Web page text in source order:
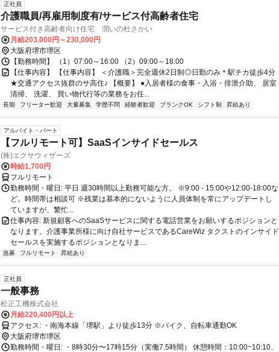
正社員
介護職員/再雇用制度有/サービス付高齢者住宅
サービス付き高齢者向け住宅 潤いの杜さかい
月給203,000円～230,000円
大阪府堺市堺区
【勤務時間】 （1）07:00～16:00 （2）09:00～18:00
【仕事内容】 【仕事内容】 ＜介護職＞完全週休2日制◎日勤のみ＊駅チカ徒歩4分
★交通アクセス抜群のサ高住♪ 【概要】 ●入居者様の食事・入浴・排泄介助、 居室
清掃、 洗濯、 買い物代行等の業務をお任...
長期 フリーター歓迎 大量募集 学歴不問 経験者歓迎 ブランクOK シフト制 昇給あり
アルバイト・パート
【フルリモート可】SaaSインサイドセールス
(株)エクサウィザーズ
時給1,700円
フルリモート
勤務時間・曜日: 平日 週30時間以上勤務可能な方。 ※9:00 - 15:00や12:00-18:00な
ど。時間帯は相談可 ※残業は基本的にないように人員体制を常にアップデートし
ていますが、繁忙...
仕事内容: 新規顧客へのSaaSサービスに関する電話営業をお願いするポジションと
なります。介護事業所様に向け自社サービスであるCareWiz タクストのインサイド
セールスを実施するポジションとなりま...
急募 フルリモート 昇給あり
正社員
一般事務
松正工機株式会社
月給220,400円以上
アクセス: ・南海本線「堺駅」より徒歩13分 ※バイク、自転車通勤OK
大阪府堺市堺区
勤務時間・曜日: ・8時30分〜17時15分（実働7.5時間） 休憩時間：10:00~10:10、